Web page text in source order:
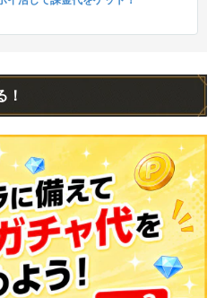
！